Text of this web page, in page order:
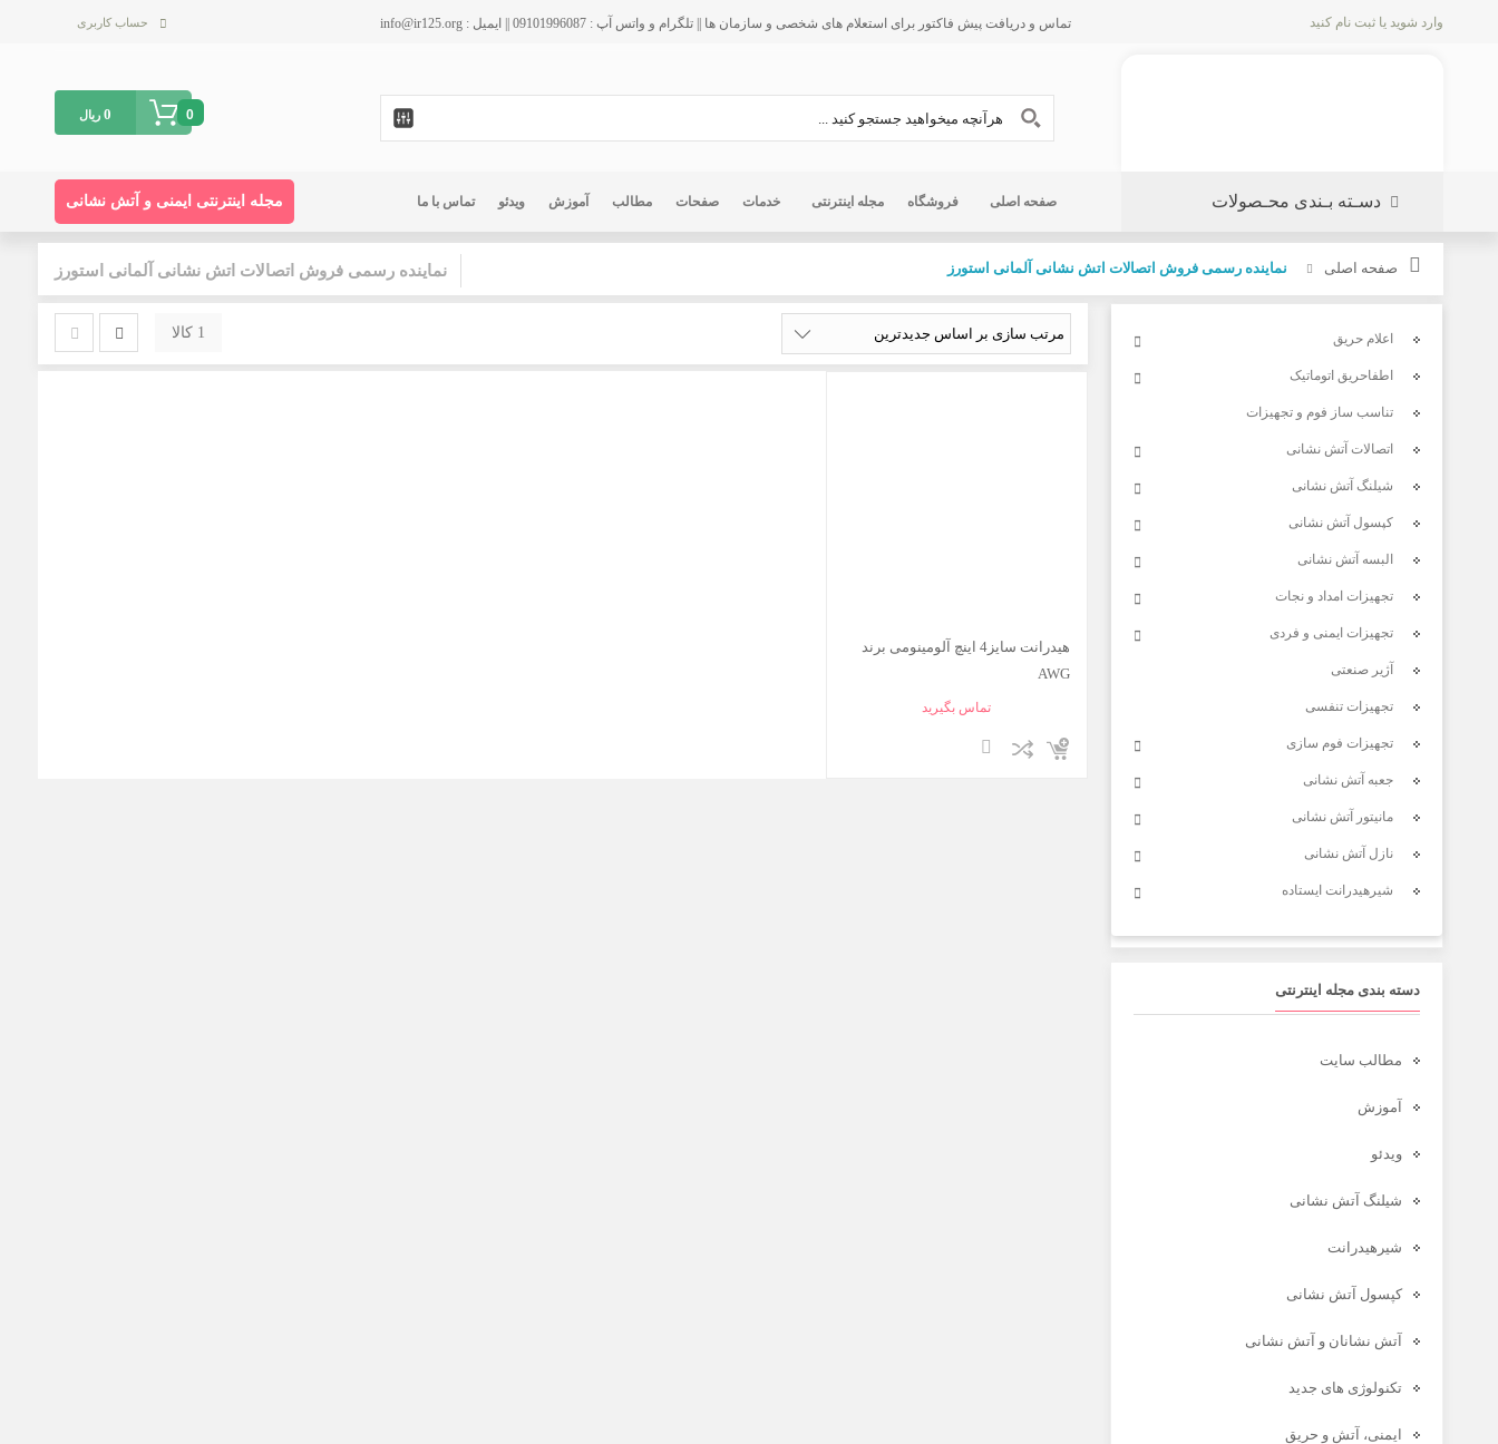
وارد شوید یا ثبت نام کنید تماس و دریافت پیش فاکتور برای استعلام های شخصی و سازمان ها || تلگرام و واتس آپ : 09101996087 || ایمیل : info@ir125.org حساب کاربری
0 ریال 0
دسـته بـندی محـصولات صفحه اصلی فروشگاه مجله اینترنتی خدمات صفحات مطالب آموزش ویدئو تماس با ما مجله اینترنتی ایمنی و آتش نشانی
نماینده رسمی فروش اتصالات اتش نشانی آلمانی استورز صفحه اصلی نماینده رسمی فروش اتصالات اتش نشانی آلمانی استورز
اعلام حریق
اطفاحریق اتوماتیک
تناسب ساز فوم و تجهیزات
اتصالات آتش نشانی
شیلنگ آتش نشانی
کپسول آتش نشانی
البسه آتش نشانی
تجهیزات امداد و نجات
تجهیزات ایمنی و فردی
آژیر صنعتی
تجهیزات تنفسی
تجهیزات فوم سازی
جعبه آتش نشانی
مانیتور آتش نشانی
نازل آتش نشانی
شیرهیدرانت ایستاده
دسته بندی مجله اینترنتی
مطالب سایت
آموزش
ویدئو
شیلنگ آتش نشانی
شیرهیدرانت
کپسول آتش نشانی
آتش نشانان و آتش نشانی
تکنولوژی های جدید
ایمنی، آتش و حریق
1 کالا
هیدرانت سایز4 اینچ آلومینومی برند
AWG
تماس بگیرید